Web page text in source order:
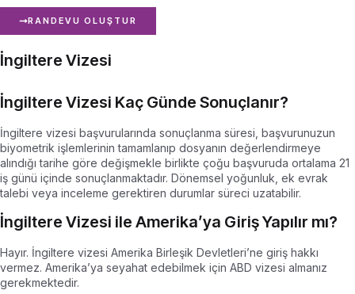
RANDEVU OLUŞTUR
İngiltere Vizesi
İngiltere Vizesi Kaç Günde Sonuçlanır?
İngiltere vizesi başvurularında sonuçlanma süresi, başvurunuzun
biyometrik işlemlerinin tamamlanıp dosyanın değerlendirmeye
alındığı tarihe göre değişmekle birlikte çoğu başvuruda ortalama 21
iş günü içinde sonuçlanmaktadır. Dönemsel yoğunluk, ek evrak
talebi veya inceleme gerektiren durumlar süreci uzatabilir.
İngiltere Vizesi ile Amerika’ya Giriş Yapılır mı?
Hayır. İngiltere vizesi Amerika Birleşik Devletleri’ne giriş hakkı
vermez. Amerika’ya seyahat edebilmek için ABD vizesi almanız
gerekmektedir.